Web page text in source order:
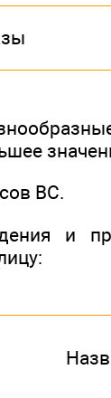
ВС.
и